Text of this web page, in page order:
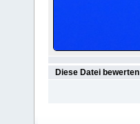
Diese Datei bewerten